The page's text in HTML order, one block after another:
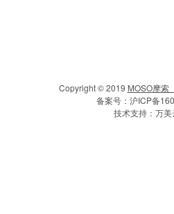
Copyright © 2019 MOSO摩索
备案号： 沪ICP备
技术支持： 万美